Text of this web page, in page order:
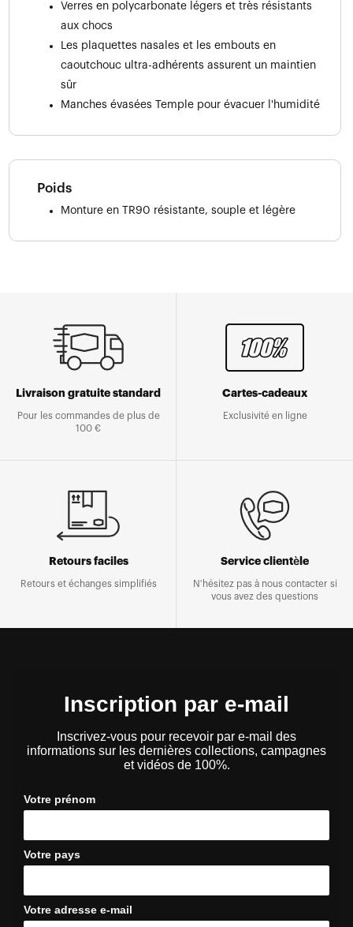
Verres en polycarbonate légers et très résistants
aux chocs
Les plaquettes nasales et les embouts en
caoutchouc ultra-adhérents assurent un maintien
sûr
Manches évasées Temple pour évacuer l'humidité
Poids
Monture en TR90 résistante, souple et légère
Livraison gratuite standard
Pour les commandes de plus de
100 €
Cartes-cadeaux
Exclusivité en ligne
Retours faciles
Retours et échanges simplifiés
Service clientèle
N'hésitez pas à nous contacter si
vous avez des questions
Inscription par e-mail
Inscrivez-vous pour recevoir par e-mail des
informations sur les dernières collections, campagnes
et vidéos de 100%.
Votre prénom
Votre pays
Votre adresse e-mail